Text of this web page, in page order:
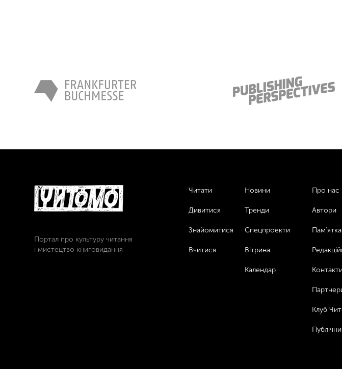
Портал про культуру читання
і мистецтво книговидання
Читати
Дивитися
Знайомитися
Вчитися
Новини
Тренди
Спецпроекти
Вітрина
Календар
Про нас
Автори
Клуб